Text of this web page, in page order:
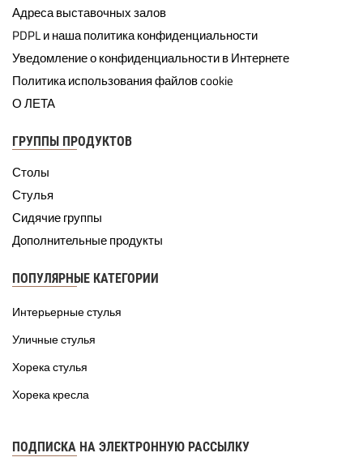
Адреса выставочных залов
PDPL и наша политика конфиденциальности
Уведомление о конфиденциальности в Интернете
Политика использования файлов cookie
О ЛЕТА
ГРУППЫ ПРОДУКТОВ
Столы
Стулья
Сидячие группы
Дополнительные продукты
ПОПУЛЯРНЫЕ КАТЕГОРИИ
Интерьерные стулья
Уличные стулья
Хорека стулья
Хорека кресла
ПОДПИСКА НА ЭЛЕКТРОННУЮ РАССЫЛКУ